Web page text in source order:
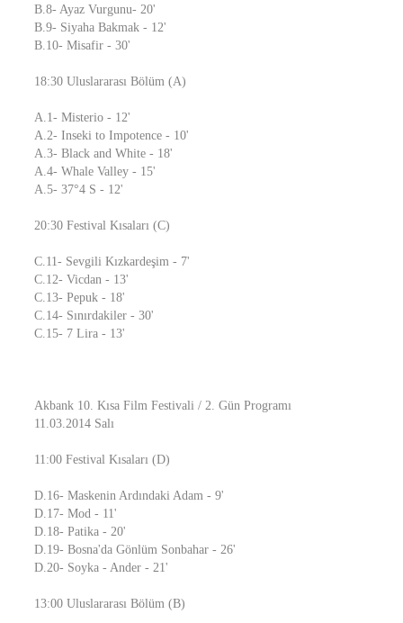
B.8- Ayaz Vurgunu- 20'
B.9- Siyaha Bakmak - 12'
B.10- Misafir - 30'
18:30 Uluslararası Bölüm (A)
A.1- Misterio - 12'
A.2- Inseki to Impotence - 10'
A.3- Black and White - 18'
A.4- Whale Valley - 15'
A.5- 37°4 S - 12'
20:30 Festival Kısaları (C)
C.11- Sevgili Kızkardeşim - 7'
C.12- Vicdan - 13'
C.13- Pepuk - 18'
C.14- Sınırdakiler - 30'
C.15- 7 Lira - 13'
Akbank 10. Kısa Film Festivali / 2. Gün Programı
11.03.2014 Salı
11:00 Festival Kısaları (D)
D.16- Maskenin Ardındaki Adam - 9'
D.17- Mod - 11'
D.18- Patika - 20'
D.19- Bosna'da Gönlüm Sonbahar - 26'
D.20- Soyka - Ander - 21'
13:00 Uluslararası Bölüm (B)